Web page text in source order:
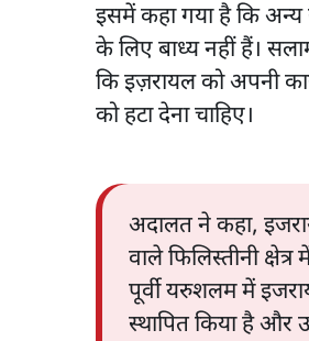
इसमें कहा गया है कि अन्य
के लिए बाध्य नहीं हैं।
कि इज़रायल को अपनी
को हटा देना चाहिए।
अदालत ने कहा,
वाले फिलिस्तीनी
पूर्वी यरुशलम में
स्थापित किया है और